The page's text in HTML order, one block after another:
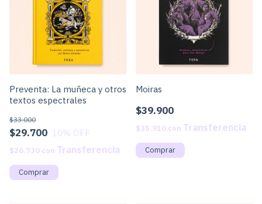
Preventa: La muñeca y otros
textos espectrales
$29.700
$33.000
10% OFF
$26.730 con
Moiras
$39.900
$35.910 con